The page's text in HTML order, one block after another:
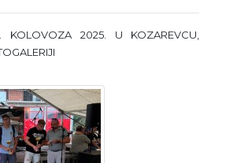
KOLOVOZA 2025. U KOZAREVCU,